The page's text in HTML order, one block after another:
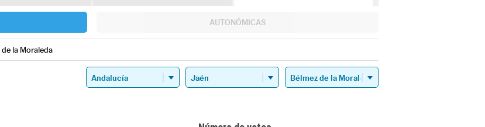
AUTONÓMICAS
de la Moraleda